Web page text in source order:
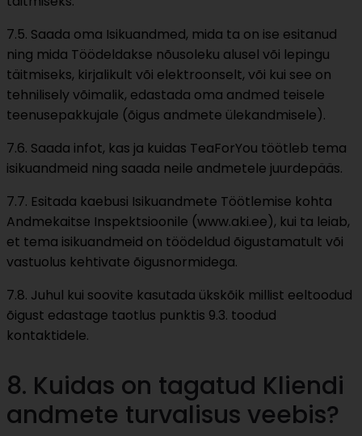
7.5. Saada oma Isikuandmed, mida ta on ise esitanud
ning mida Töödeldakse nõusoleku alusel või lepingu
täitmiseks, kirjalikult või elektroonselt, või kui see on
tehnilisely võimalik, edastada oma andmed teisele
teenusepakkujale (õigus andmete ülekandmisele).
7.6. Saada infot, kas ja kuidas TeaForYou töötleb tema
isikuandmeid ning saada neile andmetele juurdepääs.
7.7. Esitada kaebusi Isikuandmete Töötlemise kohta
Andmekaitse Inspektsioonile (www.aki.ee), kui ta leiab,
et tema isikuandmeid on töödeldud õigustamatult või
vastuolus kehtivate õigusnormidega.
7.8. Juhul kui soovite kasutada ükskõik millist eeltoodud
õigust edastage taotlus punktis 9.3. toodud
kontaktidele.
8. Kuidas on tagatud Kliendi
andmete turvalisus veebis?